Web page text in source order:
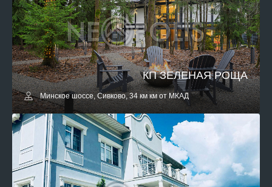
КП ЗЕЛЕНАЯ РОЩА
Минское шоссе, Сивково, 34 км км от МКАД